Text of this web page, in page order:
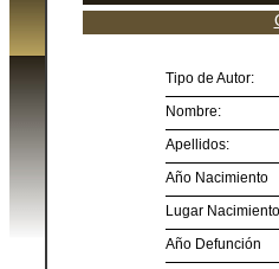
Tipo de Autor:
Nombre:
Apellidos:
Año Nacimiento
Lugar Nacimiento
Año Defunción